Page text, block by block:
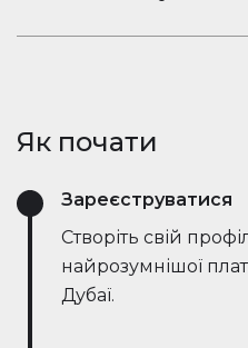
швидшими та
запитання, діліться
одному місці.
Як почати
Зареєструватися
Створіть свій
найрозумнішої
Дубаї.